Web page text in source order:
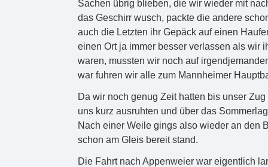
Sachen übrig blieben, die wir wieder mit
das Geschirr wusch, packte die andere
auch die Letzten ihr Gepäck auf einen
einen Ort ja immer besser verlassen als wir
waren, mussten wir noch auf
war fuhren wir alle zum Mannheimer
Da wir noch genug Zeit hatten bis unser
uns kurz ausruhten und über das
Nach einer Weile gings also wieder an den
schon am Gleis bereit stand.
Die Fahrt nach Appenweier war eigentlich